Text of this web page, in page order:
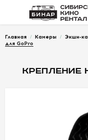
Войти
НОВИНКИ
Главная / Камеры / Экшн-
для GoPro
КРЕПЛЕНИЕ